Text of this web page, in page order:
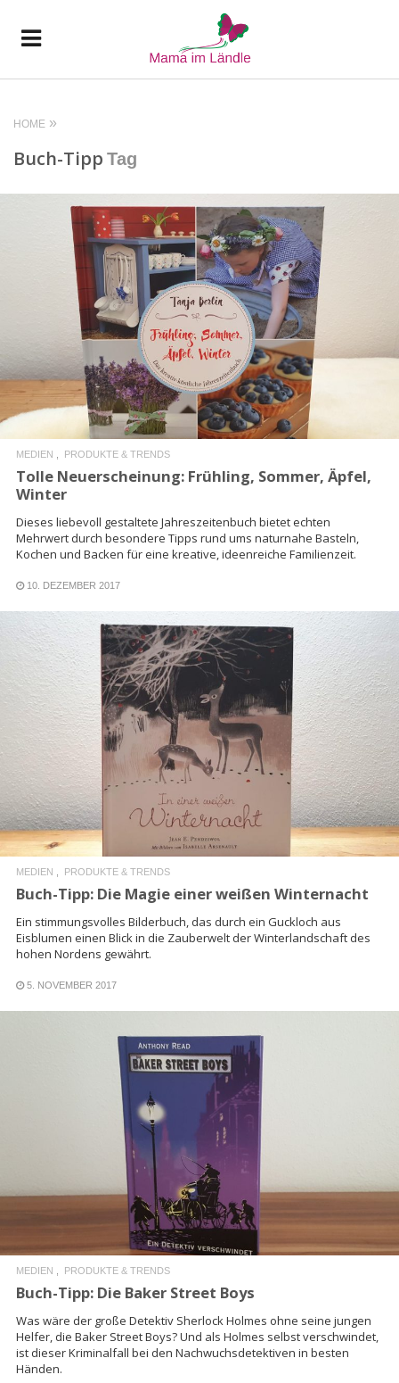
HOME
Buch-Tipp Tag
READ MORE
MEDIEN PRODUKTE & TRENDS
Tolle Neuerscheinung: Frühling, Sommer, Äpfel,
Winter
Dieses liebevoll gestaltete Jahreszeitenbuch bietet echten
Mehrwert durch besondere Tipps rund ums naturnahe Basteln,
Kochen und Backen für eine kreative, ideenreiche Familienzeit.
10. DEZEMBER 2017
READ MORE
MEDIEN PRODUKTE & TRENDS
Buch-Tipp: Die Magie einer weißen Winternacht
Ein stimmungsvolles Bilderbuch, das durch ein Guckloch aus
Eisblumen einen Blick in die Zauberwelt der Winterlandschaft des
hohen Nordens gewährt.
5. NOVEMBER 2017
READ MORE
MEDIEN PRODUKTE & TRENDS
Buch-Tipp: Die Baker Street Boys
Was wäre der große Detektiv Sherlock Holmes ohne seine jungen
Helfer, die Baker Street Boys? Und als Holmes selbst verschwindet,
ist dieser Kriminalfall bei den Nachwuchsdetektiven in besten
Händen.